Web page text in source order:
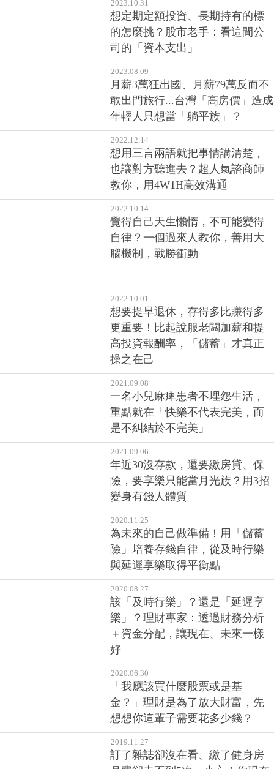
元，複利下資產也能有感成長
2023.10.31
想定期定額投資、長期持有的標
的怎麼挑？股市老手：看這間公
司的「資本支出」
2023.08.09
月薪3萬狂出國、月薪79萬反而不
敢出門旅行...台灣「高房價」造成
年輕人只想當「躺平族」？
2022.12.14
想用三言兩語就把事情講清楚，
也讓對方聽進去？超人氣諮商師
教你，用4W1H高效溝通
自律？一個過來人教你，善用大
腦機制，戰勝衝動
想要提早退休，存得多比賺得多
更重要！比起說服老闆加薪和提
高投資報酬率，「儲蓄」才真正
操之在己
2021.09.08
一名小兒麻痺患者不埋怨生活，
重點就在「快樂不代表完美，而
是不糾結於不完美」
2021.09.06
年近30沒存款，還要繳房貸、保
險，要享樂只能當月光族？用3招
變身有錢人體質
2020.11.25
為未來的自己做準備！用「儲蓄
險」培養存錢自律，從及時行樂
與延遲享樂取得平衡點
2020.08.27
該「及時行樂」？還是「延遲享
樂」？理財專家：透過財務分析
＋資金分配，讓現在、未來一樣
好